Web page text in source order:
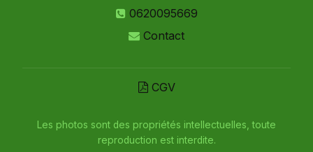
0620095669
Contact
CGV
Les photos sont des propriétés intellectuelles, toute
reproduction est interdite.